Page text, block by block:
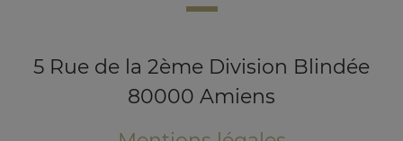
5 Rue de la 2ème Division Blindée
80000 Amiens